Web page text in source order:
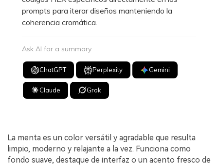
prompts para iterar diseños manteniendo la
coherencia cromática.
Ask AI for a summary
ChatGPT Perplexity Gemini
Claude Grok
La menta es un color versátil y agradable que resulta
limpio, moderno y relajante a la vez. Funciona como
fondo suave, destaque de interfaz o un acento fresco de